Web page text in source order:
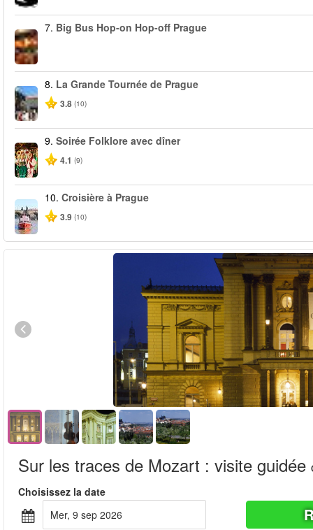
7. Big Bus Hop-on Hop-off Prague
8. La Grande Tournée de Prague
3.8 (10)
9. Soirée Folklore avec dîner
4.1 (9)
10. Croisière à Prague
3.9 (10)
Sur les traces de Mozart : visite guidée
Choisissez la date
mer, 9 sep 2026